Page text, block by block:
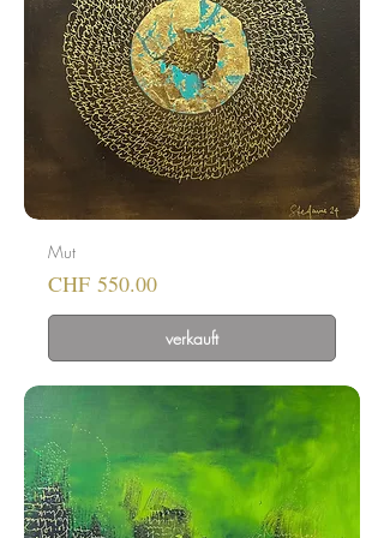
Mut
Preis
CHF 550.00
verkauft